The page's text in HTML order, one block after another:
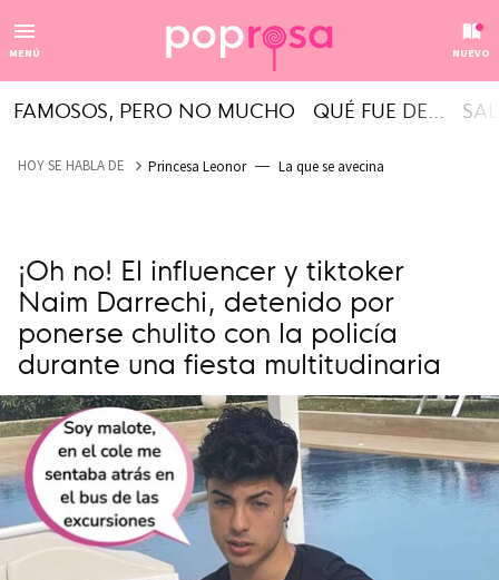
MENÚ NUEVO
FAMOSOS, PERO NO MUCHO QUÉ FUE DE...
HOY SE HABLA DE Princesa Leonor La que se avecina
¡Oh no! El influencer y tiktoker
Naim Darrechi, detenido por
ponerse chulito con la policía
durante una fiesta multitudinaria